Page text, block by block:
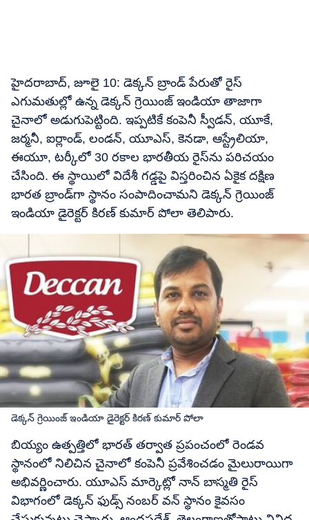
హైదరాబాద్, జూలై 10: డెక్కన్ బ్రాండ్ పేరుతో రైస్‌
ఎగుమతుల్లో ఉన్న డెక్కన్‌ గ్రెయింజ్‌ ఇండియా తాజాగా
చైనాలో అడుగుపెట్టింది. ఇప్పటికే కంపెనీ స్వీడన్, యూకే,
జర్మనీ, ఐర్లాండ్, లండన్, యూఎస్, కెనడా, ఆస్ట్రేలియా,
ఈయూ, టర్కీలో 30 రకాల భారతీయ రైస్‌ను పరిచయం
చేసింది. ఈ స్థాయిలో విదేశీ గడ్డపై విస్తరించిన ఏకైక దక్షిణ
భారత బ్రాండ్‌గా స్థానం సంపాదించామని డెక్కన్‌ గ్రెయింజ్‌
ఇండియా డైరెక్టర్‌ కిరణ్‌ కుమార్‌ పోలా తెలిపారు.
డెక్కన్‌ గ్రెయింజ్‌ ఇండియా డైరెక్టర్‌ కిరణ్‌ కుమార్‌ పోలా
బియ్యం ఉత్పత్తిలో భారత్‌ తర్వాత ప్రపంచంలో రెండవ
స్థానంలో నిలిచిన చైనాలో కంపెనీ ప్రవేశించడం మైలురాయిగా
అభివర్ణించారు. యూఎస్ మార్కెట్లో నాన్ బాస్మతి రైస్
విభాగంలో డెక్కన్ ఫుడ్స్ నంబర్ వన్ స్థానం కైవసం